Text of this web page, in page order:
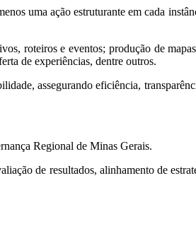
uma ação estruturante em cada
roteiros e eventos; produção de
de experiências, dentre outros.
assegurando eficiência,
Regional de Minas Gerais.
de resultados, alinhamento de